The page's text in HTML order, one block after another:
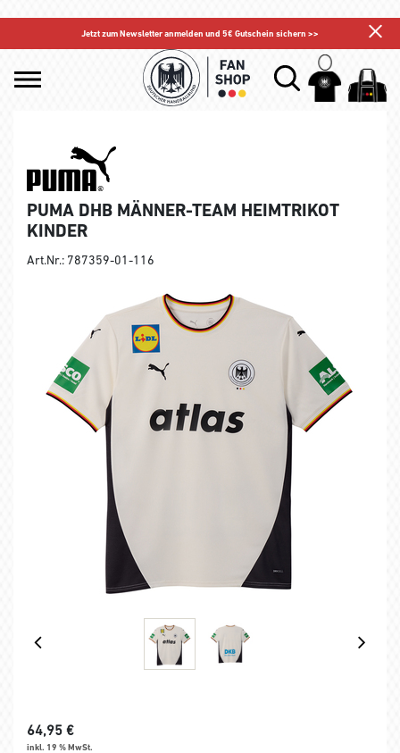
Jetzt zum Newsletter anmelden und 5€ Gutschein sichern >>
PUMA DHB MÄNNER-TEAM HEIMTRIKOT
KINDER
Art.Nr.: 787359-01-116
64,95 €
inkl. 19 % MwSt.